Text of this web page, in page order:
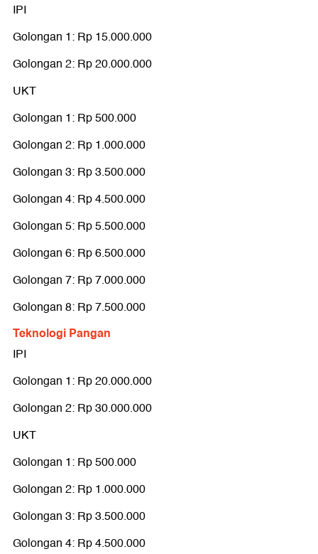
UKT
Golongan 1: Rp 500.000
Golongan 2: Rp 1.000.000
Golongan 3: Rp 3.500.000
Golongan 4: Rp 5.000.000
Golongan 5: Rp 6.500.000
Golongan 6: Rp 7.000.000
Golongan 7: Rp 8.000.000
Golongan 8: Rp 9.500.000
Teknik Geodesi
IPI
Golongan 1: Rp 35.000.000
Golongan 2: Rp 45.000.000
UKT
Golongan 1: Rp 500.000
Golongan 2: Rp 1.000.000
Golongan 3: Rp 3.500.000
Golongan 4: Rp 5.000.000
Golongan 5: Rp 6.500.000
Golongan 6: Rp 7.000.000
Golongan 7: Rp 8.000.000
IPI
Golongan 1: Rp 15.000.000
Golongan 2: Rp 20.000.000
UKT
Golongan 1: Rp 500.000
Golongan 2: Rp 1.000.000
Golongan 3: Rp 3.500.000
Golongan 4: Rp 4.500.000
Golongan 5: Rp 5.500.000
Golongan 6: Rp 6.500.000
Golongan 7: Rp 7.000.000
Golongan 8: Rp 7.500.000
Teknologi Pangan
IPI
Golongan 1: Rp 20.000.000
Golongan 2: Rp 30.000.000
UKT
Golongan 1: Rp 500.000
Golongan 2: Rp 1.000.000
Golongan 3: Rp 3.500.000
Golongan 4: Rp 4.500.000